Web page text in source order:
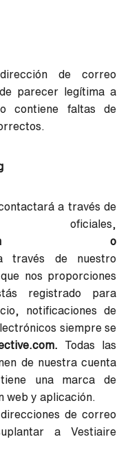
de correo
parecer legítima a
contiene faltas de
a través de
oficiales,
o
través de nuestro
nos proporciones
registrado para
notificaciones de
siempre se
Todas las
de nuestra cuenta
una marca de
web y aplicación.
de correo
a Vestiaire